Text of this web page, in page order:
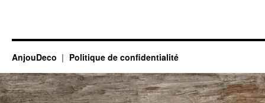
AnjouDeco Politique de confidentialité